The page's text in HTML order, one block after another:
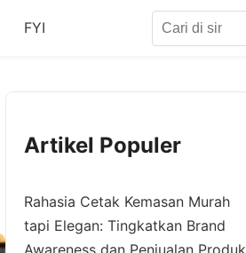
FYI
Artikel Populer
Rahasia Cetak Kemasan Murah
tapi Elegan: Tingkatkan Brand
Awareness dan Penjualan Produk